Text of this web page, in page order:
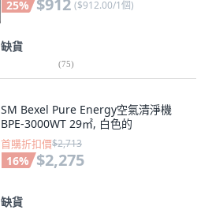
25% $912 ($912.00/1個)
缺貨
(75)
SM Bexel Pure Energy空氣清淨機
BPE-3000WT 29㎡, 白色的
首購折扣價$2,713
16% $2,275
缺貨